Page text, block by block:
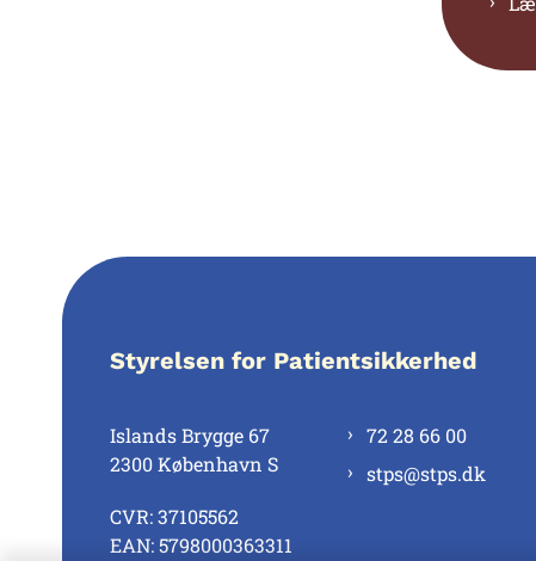
Styrelsen for Patientsikkerhed
Islands Brygge 67
2300 København S
CVR: 37105562
EAN: 5798000363311
72 28 66 00
stps@stps.dk